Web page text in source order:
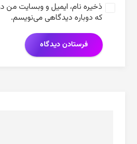
ذخیره نام، ایمیل و وبسایت من
که دوباره دیدگاهی می‌نویسم.
فرستادن دیدگاه